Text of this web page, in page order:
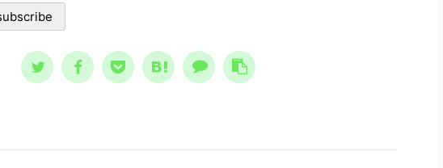
には
広ま
ストラダムスが日本 ...
レ
本
て